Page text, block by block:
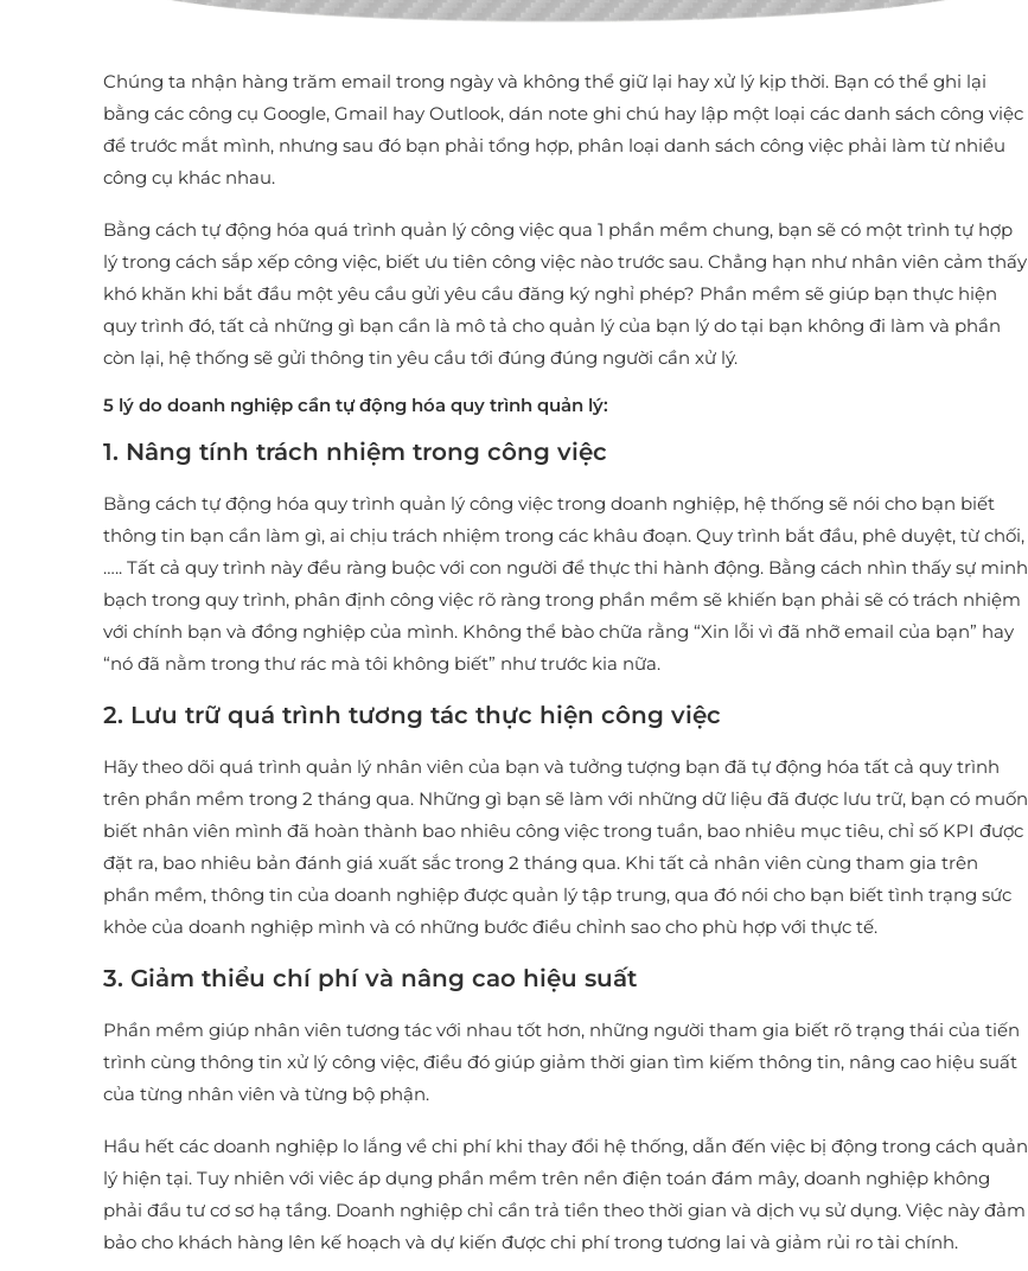
Chúng ta nhận hàng trăm email trong ngày và không thể giữ lại hay xử lý kịp thời. Bạn có thể ghi lại
bằng các công cụ Google, Gmail hay Outlook, dán note ghi chú hay lập một loại các danh sách công việc
để trước mắt mình, nhưng sau đó bạn phải tổng hợp, phân loại danh sách công việc phải làm từ nhiều
công cụ khác nhau.
Bằng cách tự động hóa quá trình quản lý công việc qua 1 phần mềm chung, bạn sẽ có một trình tự hợp
lý trong cách sắp xếp công việc, biết ưu tiên công việc nào trước sau. Chẳng hạn như nhân viên cảm thấy
khó khăn khi bắt đầu một yêu cầu gửi yêu cầu đăng ký nghỉ phép? Phần mềm sẽ giúp bạn thực hiện
quy trình đó, tất cả những gì bạn cần là mô tả cho quản lý của bạn lý do tại bạn không đi làm và phần
còn lại, hệ thống sẽ gửi thông tin yêu cầu tới đúng đúng người cần xử lý.
5 lý do doanh nghiệp cần tự động hóa quy trình quản lý:
1. Nâng tính trách nhiệm trong công việc
Bằng cách tự động hóa quy trình quản lý công việc trong doanh nghiệp, hệ thống sẽ nói cho bạn biết
thông tin bạn cần làm gì, ai chịu trách nhiệm trong các khâu đoạn. Quy trình bắt đầu, phê duyệt, từ chối,
….. Tất cả quy trình này đều ràng buộc với con người để thực thi hành động. Bằng cách nhìn thấy sự minh
bạch trong quy trình, phân định công việc rõ ràng trong phần mềm sẽ khiến bạn phải sẽ có trách nhiệm
với chính bạn và đồng nghiệp của mình. Không thể bào chữa rằng “Xin lỗi vì đã nhỡ email của bạn” hay
“nó đã nằm trong thư rác mà tôi không biết” như trước kia nữa.
2. Lưu trữ quá trình tương tác thực hiện công việc
Hãy theo dõi quá trình quản lý nhân viên của bạn và tưởng tượng bạn đã tự động hóa tất cả quy trình
trên phần mềm trong 2 tháng qua. Những gì bạn sẽ làm với những dữ liệu đã được lưu trữ, bạn có muốn
biết nhân viên mình đã hoàn thành bao nhiêu công việc trong tuần, bao nhiêu mục tiêu, chỉ số KPI được
đặt ra, bao nhiêu bản đánh giá xuất sắc trong 2 tháng qua. Khi tất cả nhân viên cùng tham gia trên
phần mềm, thông tin của doanh nghiệp được quản lý tập trung, qua đó nói cho bạn biết tình trạng sức
khỏe của doanh nghiệp mình và có những bước điều chỉnh sao cho phù hợp với thực tế.
3. Giảm thiểu chí phí và nâng cao hiệu suất
Phần mềm giúp nhân viên tương tác với nhau tốt hơn, những người tham gia biết rõ trạng thái của tiến
trình cùng thông tin xử lý công việc, điều đó giúp giảm thời gian tìm kiếm thông tin, nâng cao hiệu suất
của từng nhân viên và từng bộ phận.
Hầu hết các doanh nghiệp lo lắng về chi phí khi thay đổi hệ thống, dẫn đến việc bị động trong cách quản
lý hiện tại. Tuy nhiên với viêc áp dụng phần mềm trên nền điện toán đám mây, doanh nghiệp không
phải đầu tư cơ sơ hạ tầng. Doanh nghiệp chỉ cần trả tiền theo thời gian và dịch vụ sử dụng. Việc này đảm
bảo cho khách hàng lên kế hoạch và dự kiến được chi phí trong tương lai và giảm rủi ro tài chính.